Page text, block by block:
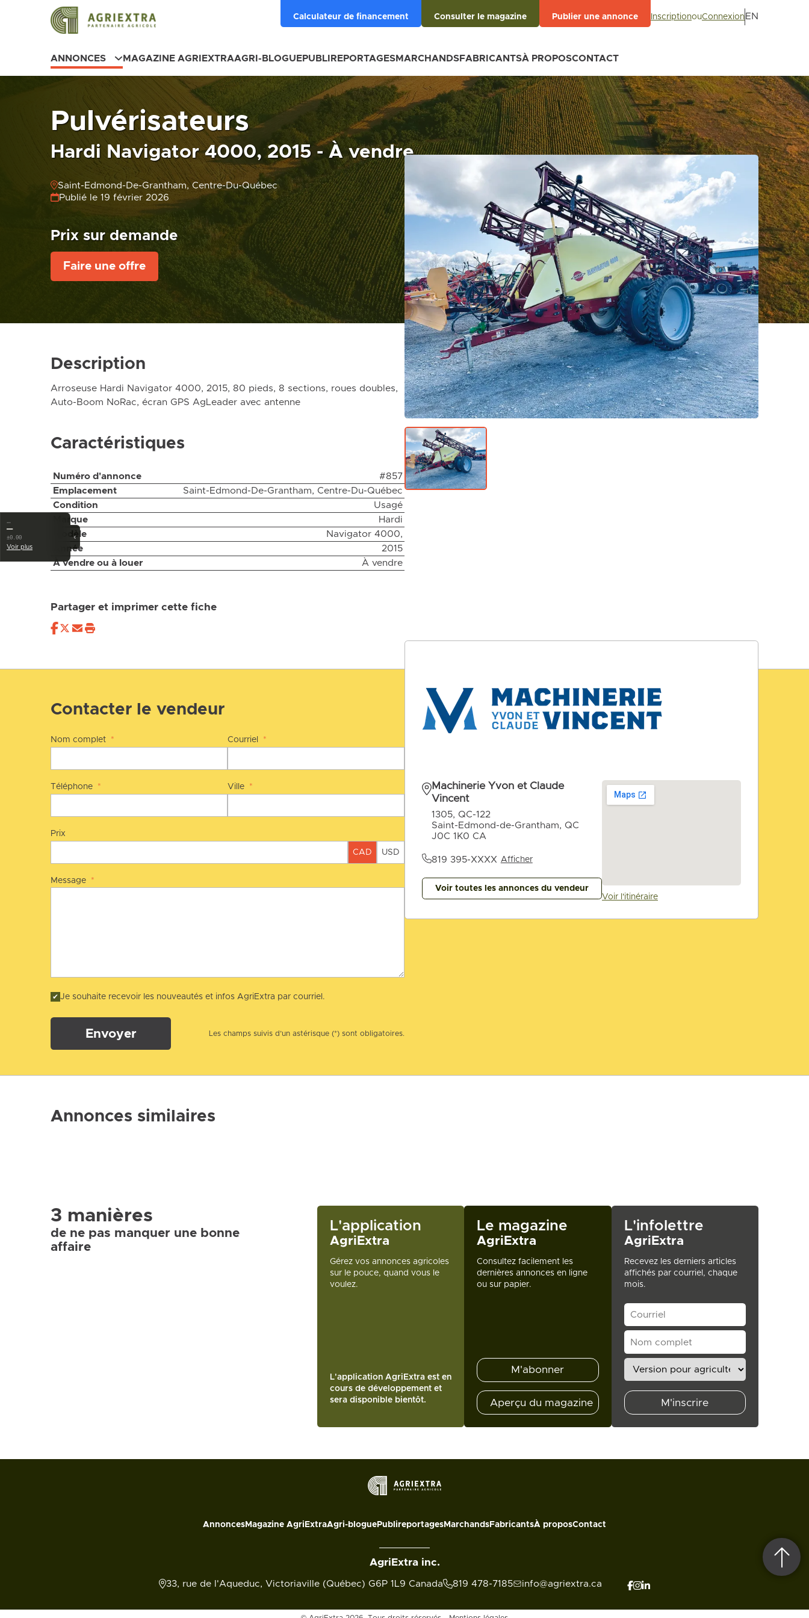
Calculateur de financement Consulter le magazine Publier une annonce InscriptionouConnexion EN
ANNONCES MAGAZINE AGRIEXTRAAGRI-BLOGUEPUBLIREPORTAGESMARCHANDSFABRICANTSÀ PROPOSCONTACT
Pulvérisateurs
Hardi Navigator 4000, 2015 - À vendre
Saint-Edmond-De-Grantham, Centre-Du-Québec
Publié le 19 février 2026
Prix sur demande
Faire une offre
Description
Arroseuse Hardi Navigator 4000, 2015, 80 pieds, 8 sections, roues doubles,
Auto-Boom NoRac, écran GPS AgLeader avec antenne
Caractéristiques
Numéro d'annonce
#857
Emplacement
Saint-Edmond-De-Grantham, Centre-Du-Québec
Condition
Usagé
Marque
Hardi
Modèle
Navigator 4000,
Année
2015
À vendre ou à louer
À vendre
Partager et imprimer cette fiche
Contacter le vendeur
Nom complet * Courriel *
Téléphone * Ville *
Prix
CAD USD
Message *
Je souhaite recevoir les nouveautés et infos AgriExtra par courriel.
Envoyer Les champs suivis d’un astérisque (*) sont obligatoires.
Machinerie Yvon et Claude
Vincent
1305, QC-122
Saint-Edmond-de-Grantham, QC
J0C 1K0 CA
819 395-XXXX Afficher
Voir toutes les annonces du vendeur
Voir l'itinéraire
Annonces similaires
3 manières
de ne pas manquer une bonne
affaire
L'application
AgriExtra
Gérez vos annonces agricoles
sur le pouce, quand vous le
voulez.
L'application AgriExtra est en
cours de développement et
sera disponible bientôt.
Le magazine
AgriExtra
Consultez facilement les
dernières annonces en ligne
ou sur papier.
M'abonner
Aperçu du magazine
L'infolettre
AgriExtra
Recevez les derniers articles
affichés par courriel, chaque
mois.
M'inscrire
Annonces Magazine AgriExtraAgri-blogue Publireportages Marchands FabricantsÀ proposContact
AgriExtra inc.
33, rue de l'Aqueduc, Victoriaville (Québec) G6P 1L9 Canada 819 478-7185 info@agriextra.ca
‹
…
—
±0.00
Voir plus